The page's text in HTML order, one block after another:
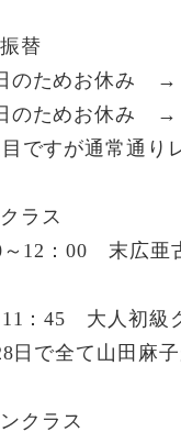
替
のためお休み →
のためお休み →
ですが通常通り
ラス
～12：00 末広亜
：45 大人初級
日で全て山田麻子
クラス